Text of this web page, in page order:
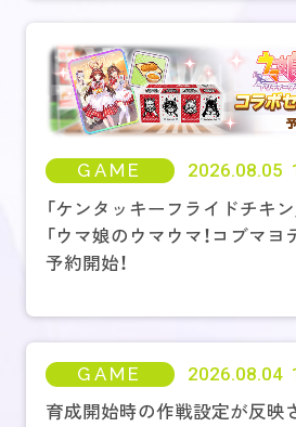
GAME
2026.08.05
「ケンタッキーフライドチキ
「ウマ娘のウマウマ！コブマヨ
予約開始！
GAME
2026.08.04
育成開始時の作戦設定が反映